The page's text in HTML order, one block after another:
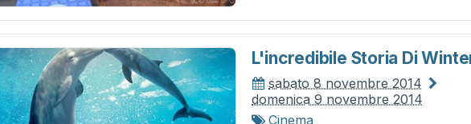
L'incredibile Storia Di
sabato 8 novembre 2014
domenica 9 novembre 2014
Cinema